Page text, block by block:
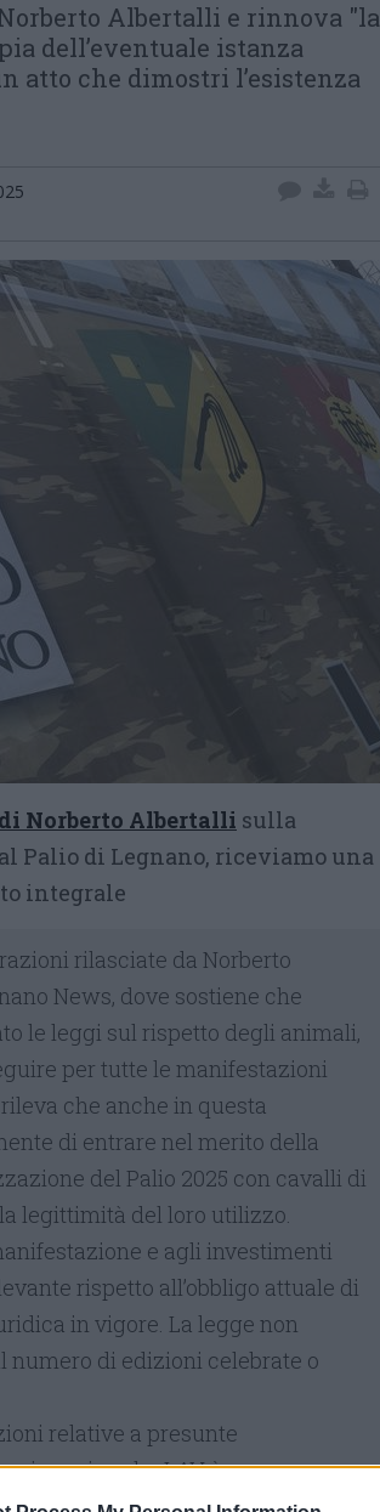
Albertalli e rinnova "la
dell’eventuale istanza
atto che dimostri l’esistenza
Norberto Albertalli sulla
Palio di Legnano, riceviamo una
integrale
rilasciate da Norberto
News, dove sostiene che
le leggi sul rispetto degli animali,
per tutte le manifestazioni
che anche in questa
di entrare nel merito della
del Palio 2025 con cavalli di
legittimità del loro utilizzo.
e agli investimenti
rispetto all’obbligo attuale di
in vigore. La legge non
numero di edizioni celebrate o
relative a presunte
si precisa che LAV è
priva di interessi partitici, che